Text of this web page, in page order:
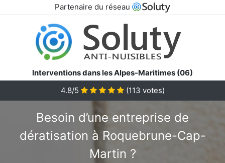
Partenaire du réseau
Interventions dans les Alpes-Maritimes (06)
4.8/5
(113 votes)
Besoin d’une entreprise de
dératisation à Roquebrune-Cap-
Martin ?